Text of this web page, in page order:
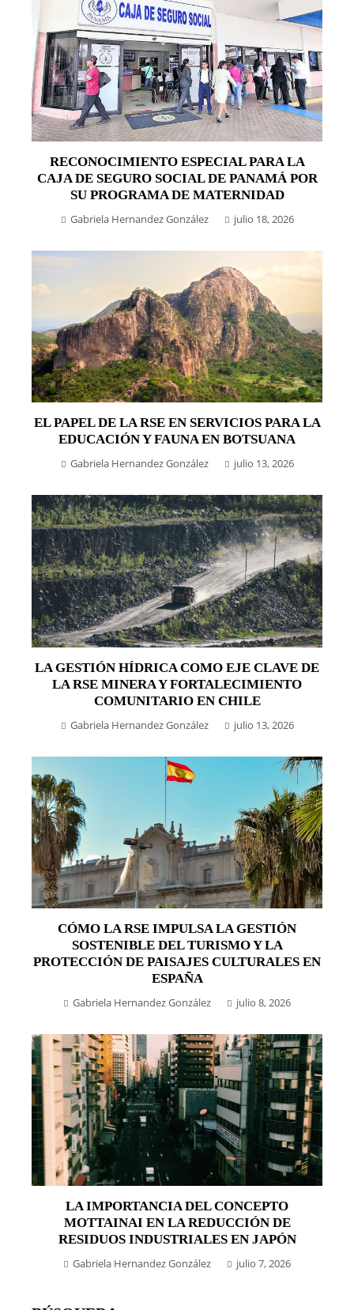
RECONOCIMIENTO ESPECIAL PARA LA
CAJA DE SEGURO SOCIAL DE PANAMÁ POR
SU PROGRAMA DE MATERNIDAD
Gabriela Hernandez González julio 18, 2026
EL PAPEL DE LA RSE EN SERVICIOS PARA LA
EDUCACIÓN Y FAUNA EN BOTSUANA
Gabriela Hernandez González julio 13, 2026
LA GESTIÓN HÍDRICA COMO EJE CLAVE DE
LA RSE MINERA Y FORTALECIMIENTO
COMUNITARIO EN CHILE
Gabriela Hernandez González julio 13, 2026
CÓMO LA RSE IMPULSA LA GESTIÓN
SOSTENIBLE DEL TURISMO Y LA
PROTECCIÓN DE PAISAJES CULTURALES EN
ESPAÑA
Gabriela Hernandez González julio 8, 2026
LA IMPORTANCIA DEL CONCEPTO
MOTTAINAI EN LA REDUCCIÓN DE
RESIDUOS INDUSTRIALES EN JAPÓN
Gabriela Hernandez González julio 7, 2026